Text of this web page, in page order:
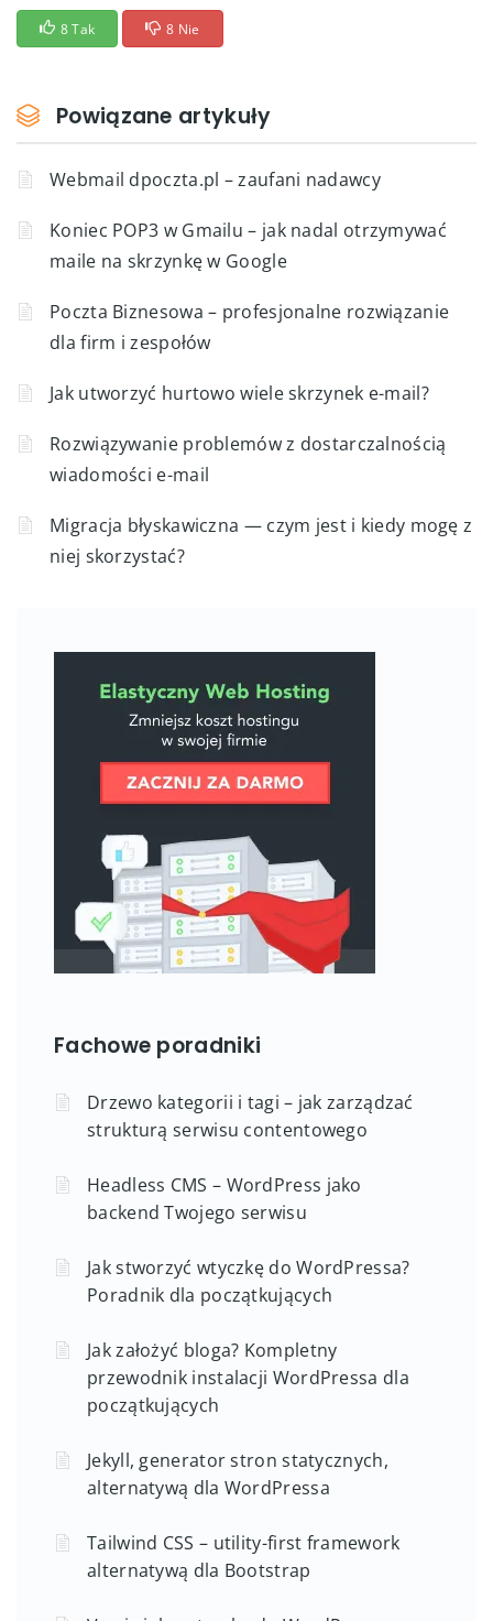
8 Tak 8 Nie
Powiązane artykuły
Webmail dpoczta.pl – zaufani nadawcy
Koniec POP3 w Gmailu – jak nadal otrzymywać
maile na skrzynkę w Google
Poczta Biznesowa – profesjonalne rozwiązanie
dla firm i zespołów
Jak utworzyć hurtowo wiele skrzynek e-mail?
Rozwiązywanie problemów z dostarczalnością
wiadomości e-mail
Migracja błyskawiczna — czym jest i kiedy mogę z
niej skorzystać?
Fachowe poradniki
Drzewo kategorii i tagi – jak zarządzać
strukturą serwisu contentowego
Headless CMS – WordPress jako
backend Twojego serwisu
Jak stworzyć wtyczkę do WordPressa?
Poradnik dla początkujących
Jak założyć bloga? Kompletny
przewodnik instalacji WordPressa dla
początkujących
Jekyll, generator stron statycznych,
alternatywą dla WordPressa
Tailwind CSS – utility-first framework
alternatywą dla Bootstrap